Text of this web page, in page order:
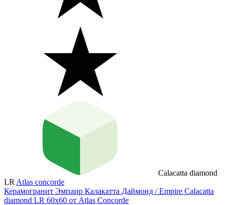
Calacatta diamond
LR Atlas concorde
Керамогранит Эмпаир Калакатта Даймонд / Empire Calacatta
diamond LR 60x60 от Atlas Concorde